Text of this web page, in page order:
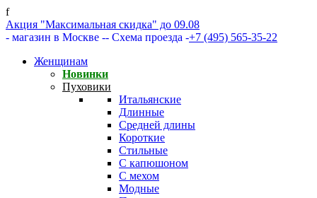
f
Акция "Максимальная скидка" до 09.08
- магазин в Москве -- Схема проезда -+7 (495) 565-35-22
Женщинам
Новинки
Пуховики
Итальянские
Длинные
Средней длины
Короткие
Стильные
С капюшоном
С мехом
Модные